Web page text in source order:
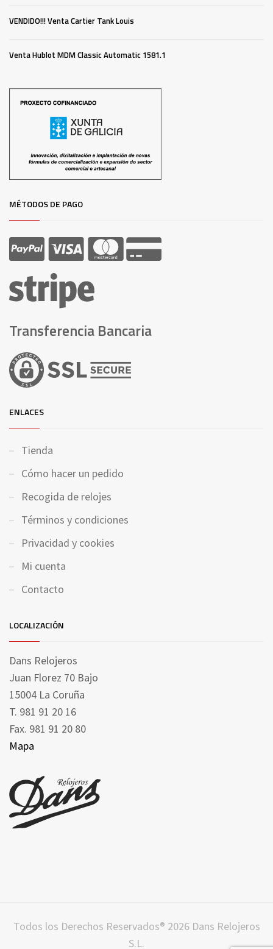
VENDIDO!!! Venta Cartier Tank Louis
Venta Hublot MDM Classic Automatic 1581.1
MÉTODOS DE PAGO
Transferencia Bancaria
ENLACES
Tienda
Cómo hacer un pedido
Recogida de relojes
Términos y condiciones
Privacidad y cookies
Mi cuenta
Contacto
LOCALIZACIÓN
Dans Relojeros
Juan Florez 70 Bajo
15004 La Coruña
T. 981 91 20 16
Fax. 981 91 20 80
Mapa
Todos los Derechos Reservados® 2026 Dans Relojeros
S.L.